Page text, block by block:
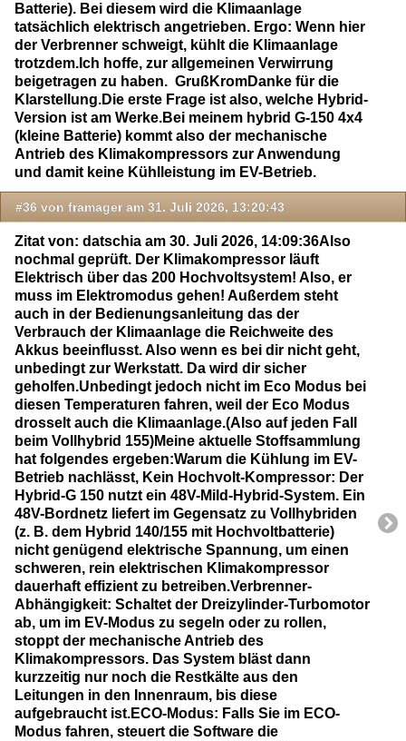
Batterie). Bei diesem wird die Klimaanlage
tatsächlich elektrisch angetrieben. Ergo: Wenn hier
der Verbrenner schweigt, kühlt die Klimaanlage
trotzdem.Ich hoffe, zur allgemeinen Verwirrung
beigetragen zu haben. GrußKromDanke für die
Klarstellung.Die erste Frage ist also, welche Hybrid-
Version ist am Werke.Bei meinem hybrid G-150 4x4
(kleine Batterie) kommt also der mechanische
Antrieb des Klimakompressors zur Anwendung
und damit keine Kühlleistung im EV-Betrieb.
#36 von framager am 31. Juli 2026, 13:20:43
Zitat von: datschia am 30. Juli 2026, 14:09:36Also
nochmal geprüft. Der Klimakompressor läuft
Elektrisch über das 200 Hochvoltsystem! Also, er
muss im Elektromodus gehen! Außerdem steht
auch in der Bedienungsanleitung das der
Verbrauch der Klimaanlage die Reichweite des
Akkus beeinflusst. Also wenn es bei dir nicht geht,
unbedingt zur Werkstatt. Da wird dir sicher
geholfen.Unbedingt jedoch nicht im Eco Modus bei
diesen Temperaturen fahren, weil der Eco Modus
drosselt auch die Klimaanlage.(Also auf jeden Fall
beim Vollhybrid 155)Meine aktuelle Stoffsammlung
hat folgendes ergeben:Warum die Kühlung im EV-
Betrieb nachlässt, Kein Hochvolt-Kompressor: Der
Hybrid-G 150 nutzt ein 48V-Mild-Hybrid-System. Ein
48V-Bordnetz liefert im Gegensatz zu Vollhybriden
(z. B. dem Hybrid 140/155 mit Hochvoltbatterie)
nicht genügend elektrische Spannung, um einen
schweren, rein elektrischen Klimakompressor
dauerhaft effizient zu betreiben.Verbrenner-
Abhängigkeit: Schaltet der Dreizylinder-Turbomotor
ab, um im EV-Modus zu segeln oder zu rollen,
stoppt der mechanische Antrieb des
Klimakompressors. Das System bläst dann
kurzzeitig nur noch die Restkälte aus den
Leitungen in den Innenraum, bis diese
aufgebraucht ist.ECO-Modus: Falls Sie im ECO-
Modus fahren, steuert die Software die